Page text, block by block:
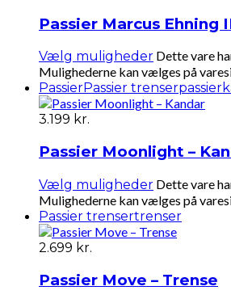
Passier Marcus Ehning
Vælg muligheder Dette vare
Mulighederne kan vælges på
PassierPassier trenser
3.199 kr.
Passier Moonlight –
Vælg muligheder Dette vare
Mulighederne kan vælges på
Passier trensertrenser
2.699 kr.
Passier Move – Trense